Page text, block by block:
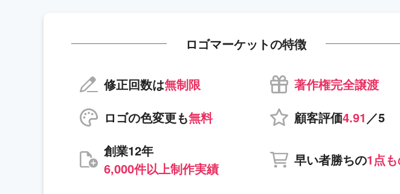
ロゴマーケットの特徴
修正回数は無制限
著作権完全譲渡
ロゴの色変更も無料 顧客評価4.91 ／5
創業12年
6,000件以上制作実績
早い者勝ちの1点